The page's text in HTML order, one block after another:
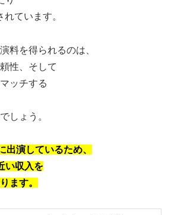
ています。
料を得られるのは、
性、そして
ッチする
しょう。
出演しているため、
い収入を
ます。